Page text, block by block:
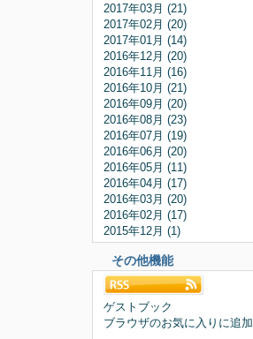
2017年03月 (21)
2017年02月 (20)
2017年01月 (14)
2016年12月 (20)
2016年11月 (16)
2016年10月 (21)
2016年09月 (20)
2016年08月 (23)
2016年07月 (19)
2016年06月 (20)
2016年05月 (11)
2016年04月 (17)
2016年03月 (20)
2016年02月 (17)
2015年12月 (1)
その他機能
ゲストブック
ブラウザのお気に入りに追加